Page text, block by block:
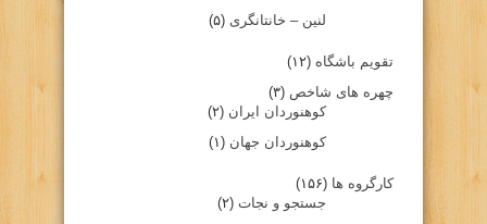
لنین – خانتانگری (۵)
تقویم باشگاه (۱۲)
چهره های شاخص (۳)
کوهنوردان ایران (۲)
کوهنوردان جهان (۱)
کارگروه ها (۱۵۶)
جستجو و نجات (۲)